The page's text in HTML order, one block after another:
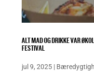
ALT MAD OG DRIKKE VAR
FESTIVAL
jul 9, 2025|